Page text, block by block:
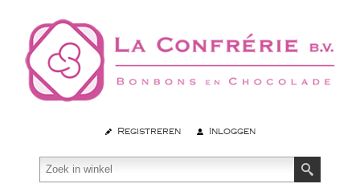
Registreren Inloggen